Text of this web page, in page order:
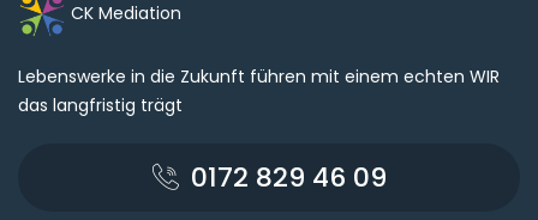
CK Mediation
Lebenswerke in die Zukunft führen mit einem echten WIR
das langfristig trägt
0172 829 46 09